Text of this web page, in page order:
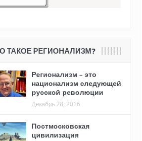
ТАКОЕ РЕГИОНАЛИЗМ?
Регионализм – это
национализм следующей
русской революции
Декабрь 28, 2016
Постмосковская
цивилизация